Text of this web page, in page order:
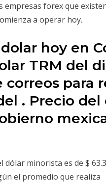
forex que
a operar hoy.
hoy en
TRM del
correos para
. Precio del
minorista es de $
el promedio que realiza